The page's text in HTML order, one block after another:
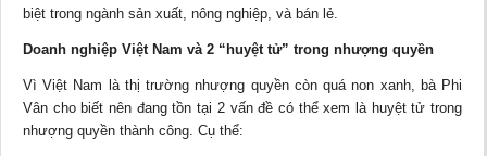
biệt trong ngành sản xuất, nông nghiệp, và bán lẻ.
Doanh nghiệp Việt Nam và 2 “huyệt tử” trong nhượng quyền
Vì Việt Nam là thị trường nhượng quyền còn quá non xanh, bà Phi
Vân cho biết nên đang tồn tại 2 vấn đề có thể xem là huyệt tử trong
nhượng quyền thành công. Cụ thể: